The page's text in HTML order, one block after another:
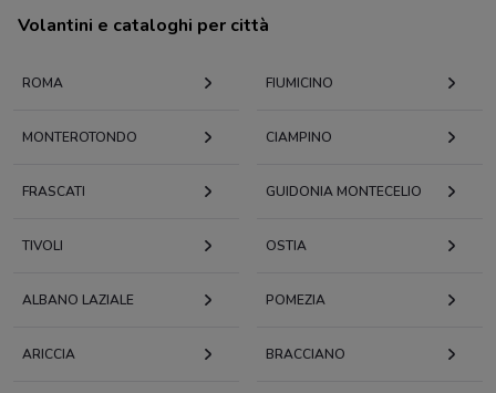
Volantini e cataloghi per città
ROMA FIUMICINO
MONTEROTONDO CIAMPINO
FRASCATI GUIDONIA MONTECELIO
TIVOLI OSTIA
ALBANO LAZIALE POMEZIA
ARICCIA BRACCIANO